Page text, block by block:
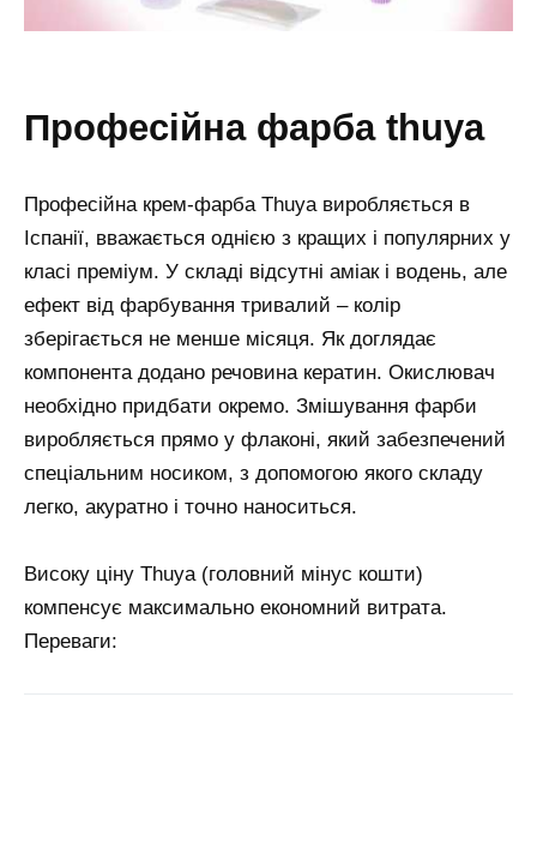
професійна фарба thuya
Професійна крем-фарба Thuya виробляється в
Іспанії, вважається однією з кращих і популярних у
класі преміум. У складі відсутні аміак і водень, але
ефект від фарбування тривалий – колір
зберігається не менше місяця. Як доглядає
компонента додано речовина кератин. Окислювач
необхідно придбати окремо. Змішування фарби
виробляється прямо у флаконі, який забезпечений
спеціальним носиком, з допомогою якого складу
легко, акуратно і точно наноситься.
Високу ціну Thuya (головний мінус кошти)
компенсує максимально економний витрата.
Переваги: